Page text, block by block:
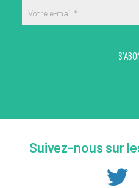
Votre e-mail *
Suivez-nous sur